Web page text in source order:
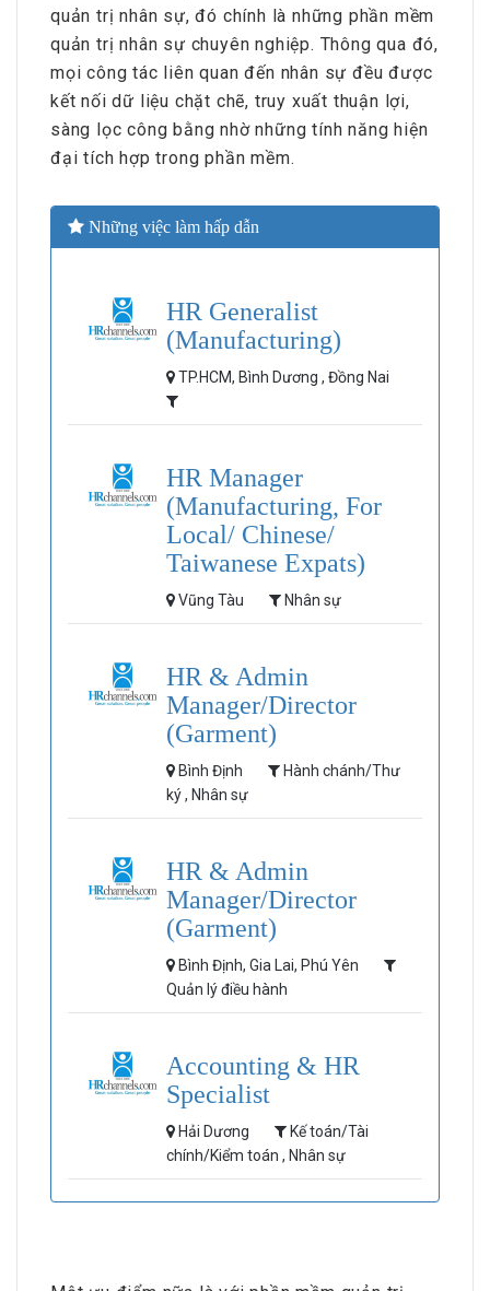
quản trị nhân sự, đó chính là những phần mềm
quản trị nhân sự chuyên nghiệp. Thông qua đó,
mọi công tác liên quan đến nhân sự đều được
kết nối dữ liệu chặt chẽ, truy xuất thuận lợi,
sàng lọc công bằng nhờ những tính năng hiện
đại tích hợp trong phần mềm.
Những việc làm hấp dẫn
HR Generalist
(Manufacturing)
TP.HCM, Bình Dương , Đồng Nai
HR Manager
(Manufacturing, For
Local/ Chinese/
Taiwanese Expats)
Vũng Tàu Nhân sự
HR & Admin
Manager/Director
(Garment)
Bình Định
Hành chánh/Thư
ký , Nhân sự
HR & Admin
Manager/Director
(Garment)
Bình Định, Gia Lai, Phú Yên
Quản lý điều hành
Accounting & HR
Specialist
Hải Dương
Kế toán/Tài
chính/Kiểm toán , Nhân sự